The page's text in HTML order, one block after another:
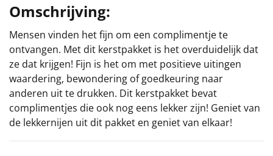
Ideeën
Personeel
Doe het zelf
Sinterklaaspakketten
Omschrijving:
Mensen vinden het fijn om een complimentje te
ontvangen. Met dit kerstpakket is het overduidelijk dat
ze dat krijgen! Fijn is het om met positieve uitingen
waardering, bewondering of goedkeuring naar
anderen uit te drukken. Dit kerstpakket bevat
complimentjes die ook nog eens lekker zijn! Geniet van
de lekkernijen uit dit pakket en geniet van elkaar!